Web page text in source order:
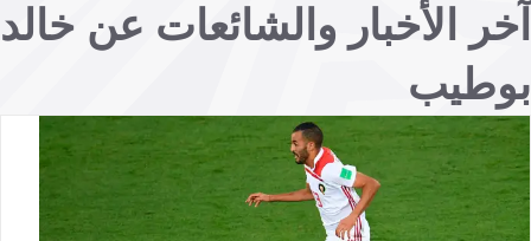
آخر الأخبار والشائعات عن خالد
بوطيب